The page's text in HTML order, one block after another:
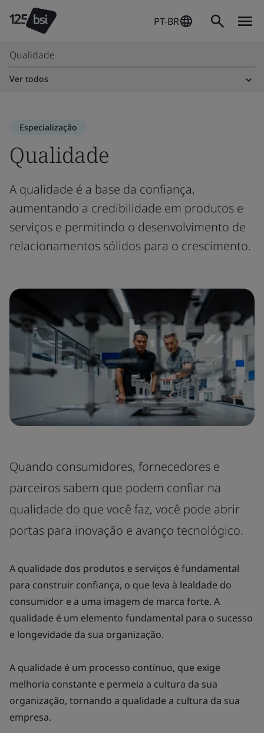
PT-BR
Qualidade
Ver todos
Especialização
Qualidade
A qualidade é a base da confiança,
aumentando a credibilidade em produtos e
serviços e permitindo o desenvolvimento de
relacionamentos sólidos para o crescimento.
Quando consumidores, fornecedores e
parceiros sabem que podem confiar na
qualidade do que você faz, você pode abrir
portas para inovação e avanço tecnológico.
A qualidade dos produtos e serviços é fundamental
para construir confiança, o que leva à lealdade do
consumidor e a uma imagem de marca forte. A
qualidade é um elemento fundamental para o sucesso
e longevidade da sua organização.
A qualidade é um processo contínuo, que exige
melhoria constante e permeia a cultura da sua
organização, tornando a qualidade a cultura da sua
empresa.